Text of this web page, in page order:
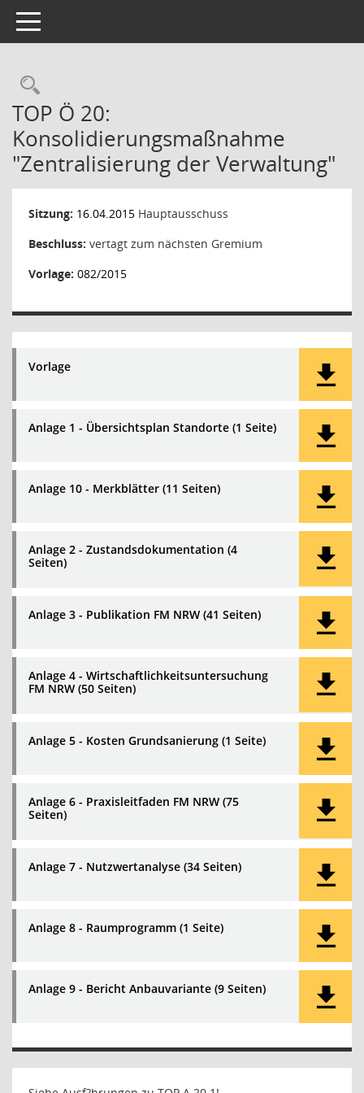
Toggle navigation
Rechercheauswahl
TOP Ö 20:
Konsolidierungsmaßnahme
"Zentralisierung der Verwaltung"
Sitzung: 16.04.2015 Hauptausschuss
Beschluss: vertagt zum nächsten Gremium
Vorlage: 082/2015
Vorlage
Anlage 1 - Übersichtsplan Standorte (1 Seite)
Anlage 10 - Merkblätter (11 Seiten)
Anlage 2 - Zustandsdokumentation (4
Seiten)
Anlage 3 - Publikation FM NRW (41 Seiten)
Anlage 4 - Wirtschaftlichkeitsuntersuchung
FM NRW (50 Seiten)
Anlage 5 - Kosten Grundsanierung (1 Seite)
Anlage 6 - Praxisleitfaden FM NRW (75
Seiten)
Anlage 7 - Nutzwertanalyse (34 Seiten)
Anlage 8 - Raumprogramm (1 Seite)
Anlage 9 - Bericht Anbauvariante (9 Seiten)